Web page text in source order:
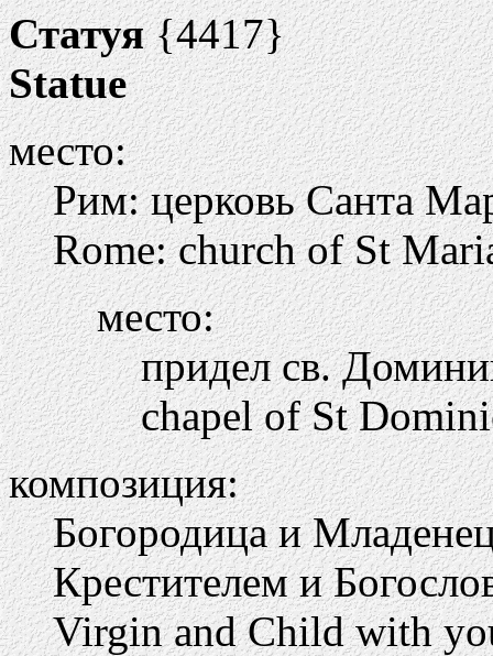
Статуя{4417}
Statue
место:
Рим: церковь Санта
Rome: church of St
место:
придел св.
chapel of St
композиция:
Богородица и
Крестителем и
Virgin and Child with